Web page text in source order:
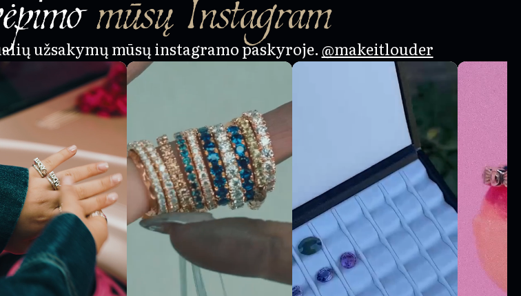
užsakymų mūsų instagramo paskyroje.@makeitlouder